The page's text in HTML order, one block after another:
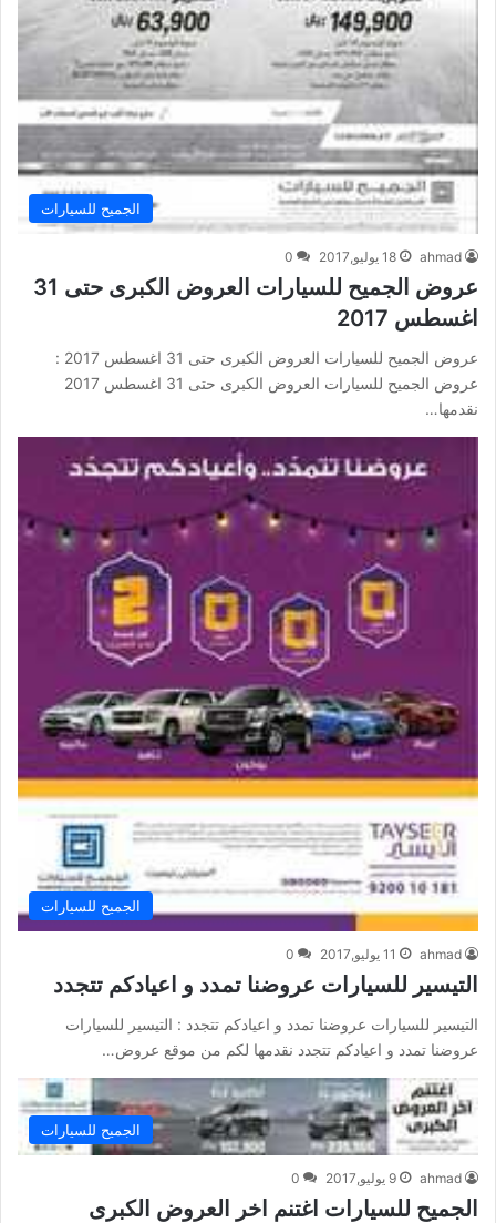
الجميح للسيارات
ahmad 18 يوليو,2017 0
عروض الجميح للسيارات العروض الكبرى حتى 31
اغسطس 2017
عروض الجميح للسيارات العروض الكبرى حتى 31 اغسطس 2017 :
عروض الجميح للسيارات العروض الكبرى حتى 31 اغسطس 2017
نقدمها…
الجميح للسيارات
ahmad 11 يوليو,2017 0
التيسير للسيارات عروضنا تمدد و اعيادكم تتجدد
التيسير للسيارات عروضنا تمدد و اعيادكم تتجدد : التيسير للسيارات
عروضنا تمدد و اعيادكم تتجدد نقدمها لكم من موقع عروض…
الجميح للسيارات
ahmad 9 يوليو,2017 0
الجميح للسيارات اغتنم اخر العروض الكبرى